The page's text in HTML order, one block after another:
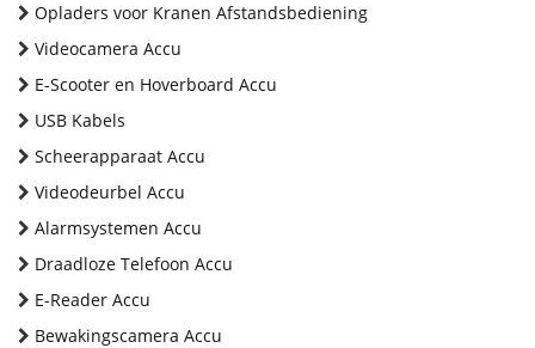
Opladers voor Kranen Afstandsbediening
Videocamera Accu
E-Scooter en Hoverboard Accu
USB Kabels
Scheerapparaat Accu
Videodeurbel Accu
Alarmsystemen Accu
Draadloze Telefoon Accu
E-Reader Accu
Bewakingscamera Accu